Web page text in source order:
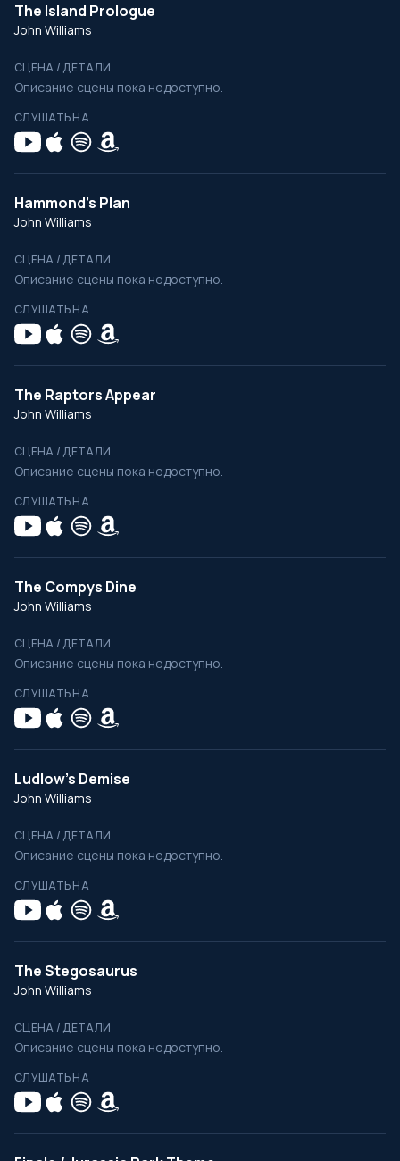
The Island Prologue
John Williams
СЦЕНА / ДЕТАЛИ
Описание сцены пока недоступно.
СЛУШАТЬ НА
Hammond's Plan
John Williams
СЦЕНА / ДЕТАЛИ
Описание сцены пока недоступно.
СЛУШАТЬ НА
The Raptors Appear
John Williams
СЦЕНА / ДЕТАЛИ
Описание сцены пока недоступно.
СЛУШАТЬ НА
The Compys Dine
John Williams
СЦЕНА / ДЕТАЛИ
Описание сцены пока недоступно.
СЛУШАТЬ НА
Ludlow's Demise
John Williams
СЦЕНА / ДЕТАЛИ
Описание сцены пока недоступно.
СЛУШАТЬ НА
The Stegosaurus
John Williams
СЦЕНА / ДЕТАЛИ
Описание сцены пока недоступно.
СЛУШАТЬ НА